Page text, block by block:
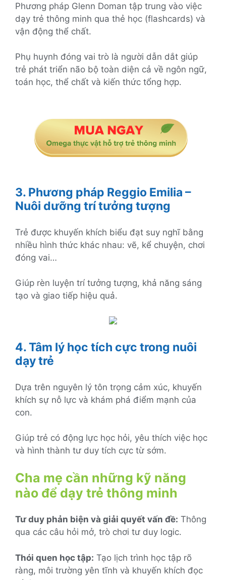
Phương pháp Glenn Doman tập trung vào việc
dạy trẻ thông minh qua thẻ học (flashcards) và
vận động thể chất.
Phụ huynh đóng vai trò là người dẫn dắt giúp
trẻ phát triển não bộ toàn diện cả về ngôn ngữ,
toán học, thể chất và kiến thức tổng hợp.
3. Phương pháp Reggio Emilia –
Nuôi dưỡng trí tưởng tượng
Trẻ được khuyến khích biểu đạt suy nghĩ bằng
nhiều hình thức khác nhau: vẽ, kể chuyện, chơi
đóng vai…
Giúp rèn luyện trí tưởng tượng, khả năng sáng
tạo và giao tiếp hiệu quả.
4. Tâm lý học tích cực trong nuôi
dạy trẻ
Dựa trên nguyên lý tôn trọng cảm xúc, khuyến
khích sự nỗ lực và khám phá điểm mạnh của
con.
Giúp trẻ có động lực học hỏi, yêu thích việc học
và hình thành tư duy tích cực từ sớm.
Cha mẹ cần những kỹ năng
nào để dạy trẻ thông minh
Tư duy phản biện và giải quyết vấn đề: Thông
qua các câu hỏi mở, trò chơi tư duy logic.
Thói quen học tập: Tạo lịch trình học tập rõ
ràng, môi trường yên tĩnh và khuyến khích đọc